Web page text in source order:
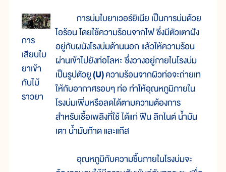
การ
เสียบใบ
ยาเข้า
กับไม้
ราวยา
การบ่มใบยาเวอร์ยิเนีย เป็นการบ่มด้วย
ไอร้อน โดยใช้ความร้อนจากไฟ ซึ่งมีตัวเตาฝัง
อยู่กับผนังโรงบ่มด้านนอก แล้วให้ความร้อน
ผ่านเข้าไปยังท่อโลหะ ซึ่งวางอยู่ภายในโรงบ่ม
เป็นรูปตัวยู(U)ความร้อนจากผิวท่อจะถ่ายเท
ให้กับอากาศรอบๆ ท่อ ทำให้อุณหภูมิภายใน
โรงบ่มเพิ่มหรือลดได้ตามความต้องการ
สำหรับเชื้อเพลิงที่ใช้ ได้แก่ ฟืน ลิกไนต์ น้ำมัน
เตา น้ำมันก๊าด และแก๊ส
อุณหภูมิกับความชื้นภายในโรงบ่มจะ